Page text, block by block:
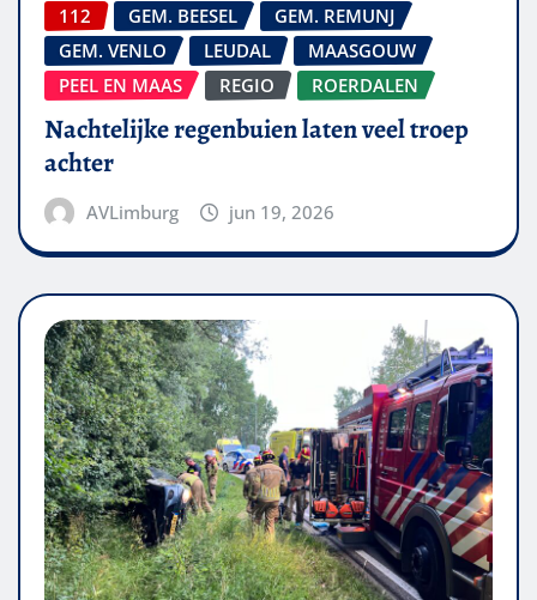
112 GEM. BEESEL
GEM. REMUNJ
GEM. VENLO
LEUDAL
MAASGOUW
PEEL EN MAAS
REGIO ROERDALEN
Nachtelijke regenbuien laten veel troep
achter
AVLimburg jun 19, 2026